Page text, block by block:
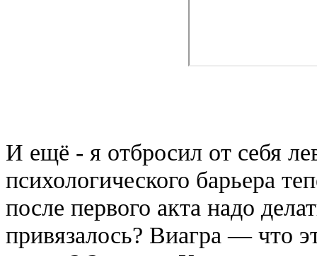
И ещё - я отбросил от себя
психологического барьера
после первого акта надо
привязалось? Виагра — что